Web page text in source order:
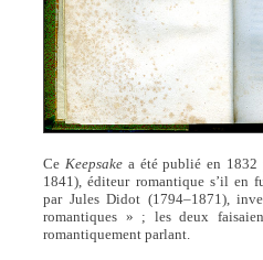
Ce Keepsakea été publié en 1832
1841), éditeur romantique s’il en
par Jules Didot (1794–1871),
romantiques » ; les deux
romantiquement parlant.